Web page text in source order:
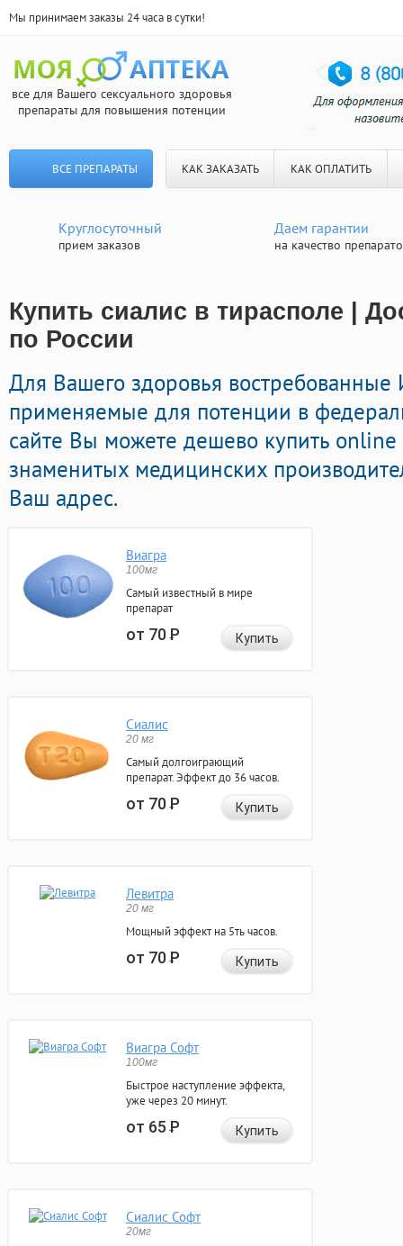
Мы принимаем заказы 24 часа в сутки!
все для Вашего сексуального здоровья
препараты для повышения потенции
ВСЕ ПРЕПАРАТЫ КАК ЗАКАЗАТЬ КАК ОПЛАТИТЬ
Круглосуточный
прием заказов
Даем гарантии
на качество
Купить сиалис в тирасполе |
по России
Для Вашего здоровья
применяемые для потенции в
сайте Вы можете дешево купить online
знаменитых медицинских
Ваш адрес.
Виагра
100мг
Самый известный в мире
препарат
от 70Р Купить
Сиалис
20 мг
Самый долгоиграющий
препарат. Эффект до 36 часов.
от 70Р Купить
Левитра
20 мг
Мощный эффект на 5ть часов.
от 70Р Купить
Виагра Софт
100мг
Быстрое наступление эффекта,
уже через 20 минут.
от 65Р Купить
Сиалис Софт
20мг